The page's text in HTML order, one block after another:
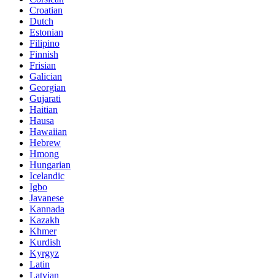
Croatian
Dutch
Estonian
Filipino
Finnish
Frisian
Galician
Georgian
Gujarati
Haitian
Hausa
Hawaiian
Hebrew
Hmong
Hungarian
Icelandic
Igbo
Javanese
Kannada
Kazakh
Khmer
Kurdish
Kyrgyz
Latin
Latvian